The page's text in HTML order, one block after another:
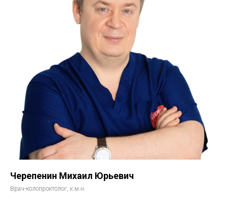
Черепенин Михаил Юрьевич
Врач-колопроктолог, к.м.н.